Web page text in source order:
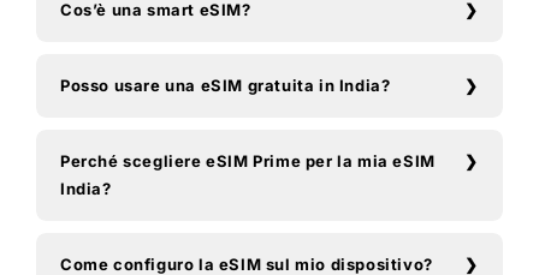
Cos’è una smart eSIM?
Posso usare una eSIM gratuita in India?
Perché scegliere eSIM Prime per la mia eSIM
India?
Come configuro la eSIM sul mio dispositivo?